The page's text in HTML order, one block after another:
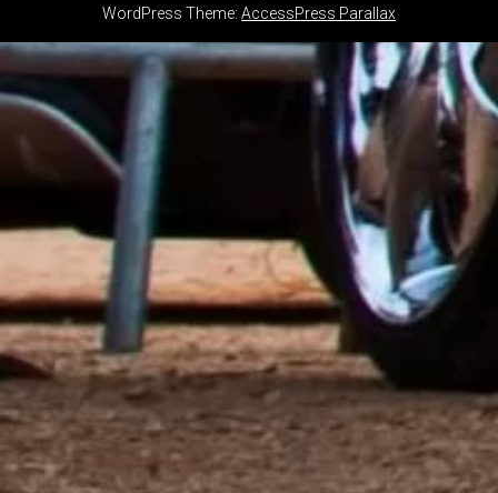
WordPress Theme: AccessPress Parallax